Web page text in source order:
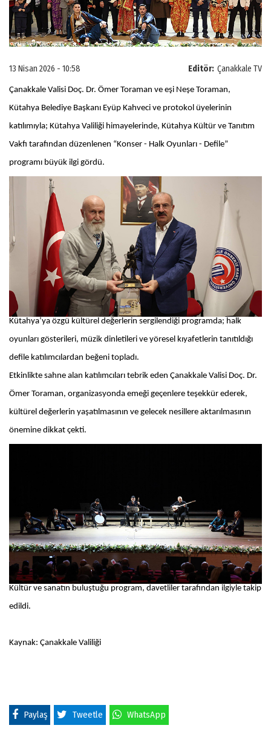
Editör: Çanakkale TV
13 Nisan 2026 - 10:58
Çanakkale Valisi Doç. Dr. Ömer Toraman ve eşi Neşe Toraman,
Kütahya Belediye Başkanı Eyüp Kahveci ve protokol üyelerinin
katılımıyla; Kütahya Valiliği himayelerinde, Kütahya Kültür ve Tanıtım
Vakfı tarafından düzenlenen “Konser - Halk Oyunları - Defile”
programı büyük ilgi gördü.
Kütahya’ya özgü kültürel değerlerin sergilendiği programda; halk
oyunları gösterileri, müzik dinletileri ve yöresel kıyafetlerin tanıtıldığı
defile katılımcılardan beğeni topladı.
Etkinlikte sahne alan katılımcıları tebrik eden Çanakkale Valisi Doç. Dr.
Ömer Toraman, organizasyonda emeği geçenlere teşekkür ederek,
kültürel değerlerin yaşatılmasının ve gelecek nesillere aktarılmasının
önemine dikkat çekti.
Kültür ve sanatın buluştuğu program, davetliler tarafından ilgiyle takip
edildi.
Kaynak: Çanakkale Valiliği
Paylaş Tweetle WhatsApp